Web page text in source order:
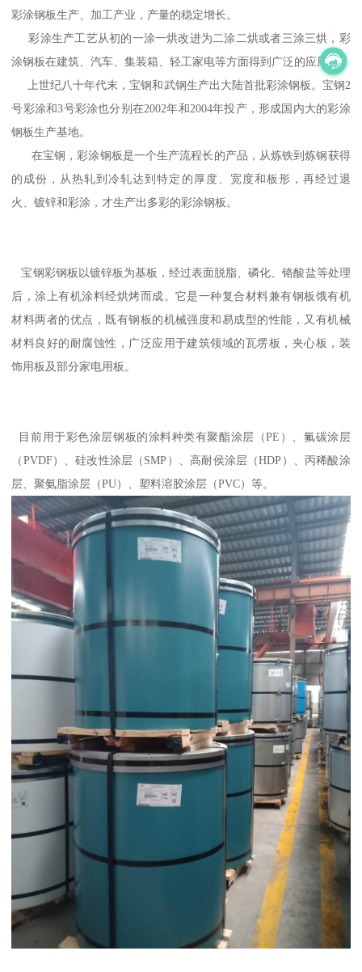
彩涂钢板生产、加工产业，产量的稳定增长。
彩涂生产工艺从初的一涂一烘改进为二涂二烘或者三涂三烘，彩
涂钢板在建筑、汽车、集装箱、轻工家电等方面得到广泛的应用。
上世纪八十年代末，宝钢和武钢生产出大陆首批彩涂钢板。宝钢2
号彩涂和3号彩涂也分别在2002年和2004年投产，形成国内大的彩涂
钢板生产基地。
在宝钢，彩涂钢板是一个生产流程长的产品，从炼铁到炼钢获得
的成份，从热轧到冷轧达到特定的厚度、宽度和板形，再经过退
火、镀锌和彩涂，才生产出多彩的彩涂钢板。
宝钢彩钢板以镀锌板为基板，经过表面脱脂、磷化、铬酸盐等处理
后，涂上有机涂料经烘烤而成。它是一种复合材料兼有钢板饿有机
材料两者的优点，既有钢板的机械强度和易成型的性能，又有机械
材料良好的耐腐蚀性，广泛应用于建筑领域的瓦塄板，夹心板，装
饰用板及部分家电用板。
目前用于彩色涂层钢板的涂料种类有聚酯涂层（PE）、氟碳涂层
（PVDF）、硅改性涂层（SMP）、高耐侯涂层（HDP）、丙稀酸涂
层、聚氨脂涂层（PU）、塑料溶胶涂层（PVC）等。